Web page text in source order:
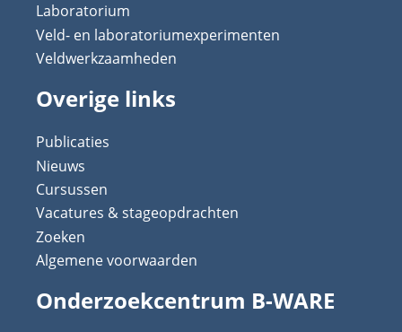
Laboratorium
Veld- en laboratoriumexperimenten
Veldwerkzaamheden
Overige links
Publicaties
Nieuws
Cursussen
Vacatures & stageopdrachten
Zoeken
Algemene voorwaarden
Onderzoekcentrum B-WARE